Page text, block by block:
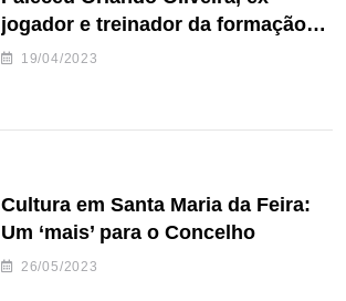
jogador e treinador da formação
de andebol do Feirense
19/04/2023
Cultura em Santa Maria da Feira:
Um ‘mais’ para o Concelho
26/05/2023